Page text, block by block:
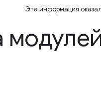
Эта информация